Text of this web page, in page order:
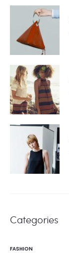
Categories
FASHION